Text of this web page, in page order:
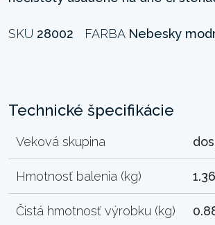
SKU 28002 FARBA Nebesky
Technické špecifikácie
Veková skupina
Hmotnosť balenia (kg) 1.36
Čistá hmotnosť výrobku (kg)